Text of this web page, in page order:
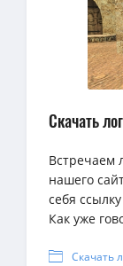
Скачать
Встречаем
нашего
себя
Как уже
Скачать